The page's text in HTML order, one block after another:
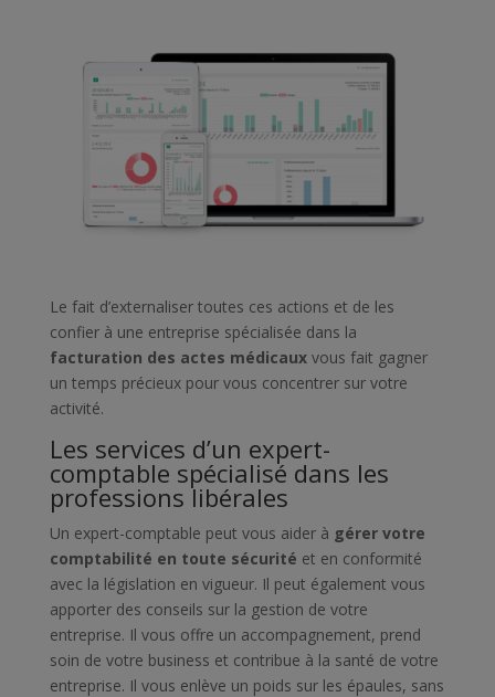
Le fait d’externaliser toutes ces actions et de les
confier à une entreprise spécialisée dans la
facturation des actes médicauxvous fait gagner
un temps précieux pour vous concentrer sur votre
activité.
Les services d’un expert-
comptable spécialisé dans les
professions libérales
Un expert-comptable peut vous aider à gérer votre
comptabilité en toute sécurité et en conformité
avec la législation en vigueur. Il peut également vous
apporter des conseils sur la gestion de votre
entreprise. Il vous offre un accompagnement, prend
soin de votre business et contribue à la santé de votre
entreprise. Il vous enlève un poids sur les épaules, sans